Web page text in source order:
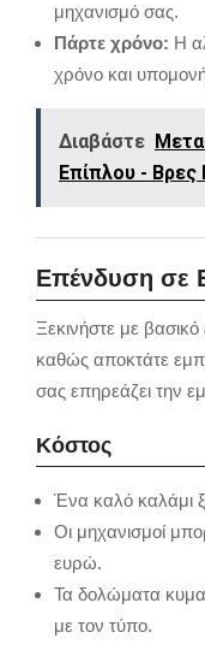
μηχανισμό σας.
Πάρτε χρόνο: Η
χρόνο και
Διαβάστε
Επίπλου -
Επένδυση σε
Ξεκινήστε με
καθώς αποκτάτε
σας επηρεάζει την
Κόστος
Ένα καλό καλάμι
Οι μηχανισμοί
ευρώ.
Τα δολώματα
με τον τύπο.